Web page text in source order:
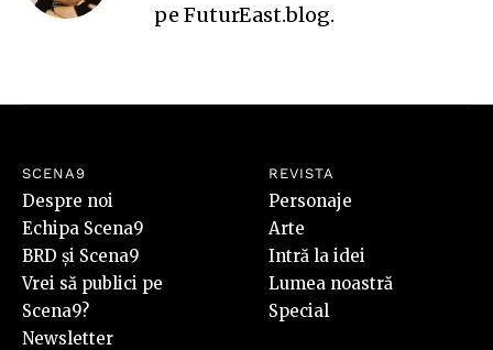
pe FuturEast.blog.
SCENA9
Despre noi
Echipa Scena9
BRD și Scena9
Vrei să publici pe
Scena9?
Newsletter
REVISTA
Personaje
Arte
Intră la idei
Lumea noastră
Special